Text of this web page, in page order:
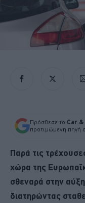
Πρόσθεσε το Car
προτιμώμενη πηγή
Παρά τις
χώρα της
σθεναρά στην
διατηρώντας